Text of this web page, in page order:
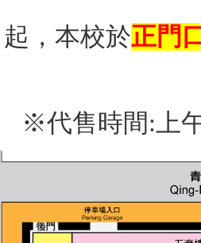
，本校於正門
※代售時間:上